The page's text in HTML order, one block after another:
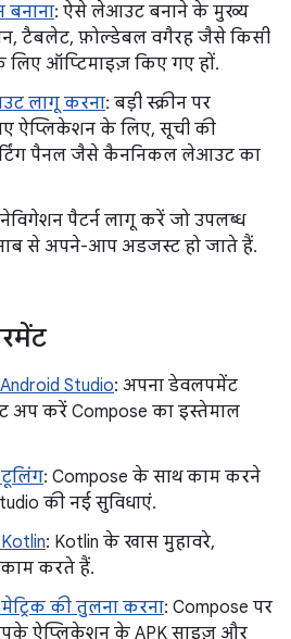
बनाना: ऐसे लेआउट बनाने के मुख्य
टैबलेट, फ़ोल्डेबल वगैरह जैसे किसी
लिए ऑप्टिमाइज़ किए गए हों.
लागू करना: बड़ी स्क्रीन पर
ऐप्लिकेशन के लिए, सूची की
पैनल जैसे कैननिकल लेआउट का
पैटर्न लागू करें जो उपलब्ध
से अपने-आप अडजस्ट हो जाते हैं.
Studio: अपना डेवलपमेंट
अप करें Compose का इस्तेमाल
: Compose के साथ काम करने
की नई सुविधाएं.
: Kotlin के खास मुहावरे,
करते हैं.
की तुलना करना: Compose पर
ऐप्लिकेशन के APK साइज़ और